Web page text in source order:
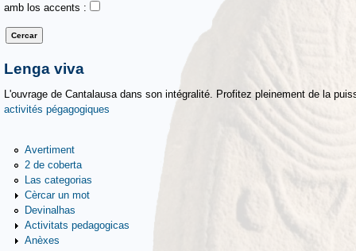
amb los accents :
Lenga viva
L'ouvrage de Cantalausa dans son intégralité. Profitez pleinement de la
activités pégagogiques
Avertiment
2 de coberta
Las categorias
Cèrcar un mot
Devinalhas
Activitats pedagogicas
Anèxes